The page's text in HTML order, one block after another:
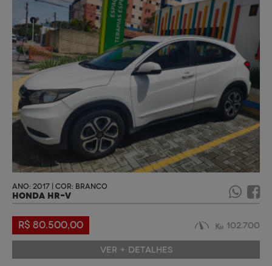
ANO: 2017 | COR: BRANCO
HONDA HR-V
R$ 80.500,00 102.700
VER + DETALHES